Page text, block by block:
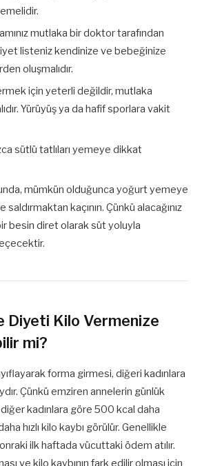
mutlaka bir doktor tarafından
listeniz kendinize ve bebeğinize
oluşmalıdır.
için yeterli değildir, mutlaka
Yürüyüş ya da hafif sporlara vakit
sütlü tatlıları yemeye dikkat
mümkün olduğunca yoğurt yemeye
saldırmaktan kaçının. Çünkü alacağınız
besin diret olarak süt yoluyla
Diyeti Kilo Vermenize
mi?
forma girmesi, diğeri kadınlara
Çünkü emziren annelerin günlük
diğer kadınlara göre 500 kcal daha
hızlı kilo kaybı görülür. Genellikle
ilk haftada vücuttaki ödem atılır.
ve kilo kaybının fark edilir olması için